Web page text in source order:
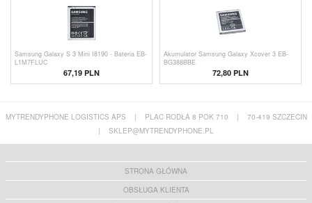
Samsung Galaxy S 3 Mini I8190 - Bateria EB-
L1M7FLUC
67,19 PLN
Akumulator Samsung Galaxy Xcover 3 EB-
BG388BBE
72,80 PLN
MYTRENDYPHONE LOGISTICS APS | PLAC RODŁA 8 POK 710 |
70-419 SZCZECIN
|
SKLEP@MYTRENDYPHONE.PL
STRONA GŁÓWNA
OBSŁUGA KLIENTA